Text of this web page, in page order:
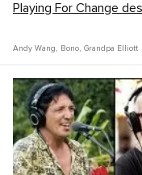
Playing For Change
Andy Wang , Bono, Grandpa Elliott